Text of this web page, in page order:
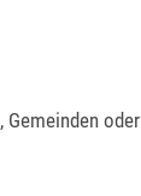
Gemeinden oder